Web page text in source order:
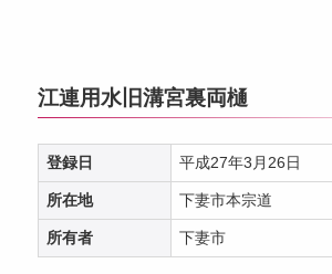
江連用水旧溝宮裏両樋
登録日 平成27年3月26日
所在地 下妻市本宗道
所有者 下妻市